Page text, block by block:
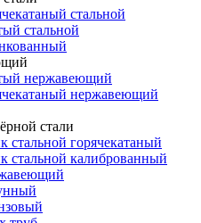
стальной
стальной
нержавеющий
нержавеющий
стали
стальной горячекатаный
стальной калиброванный